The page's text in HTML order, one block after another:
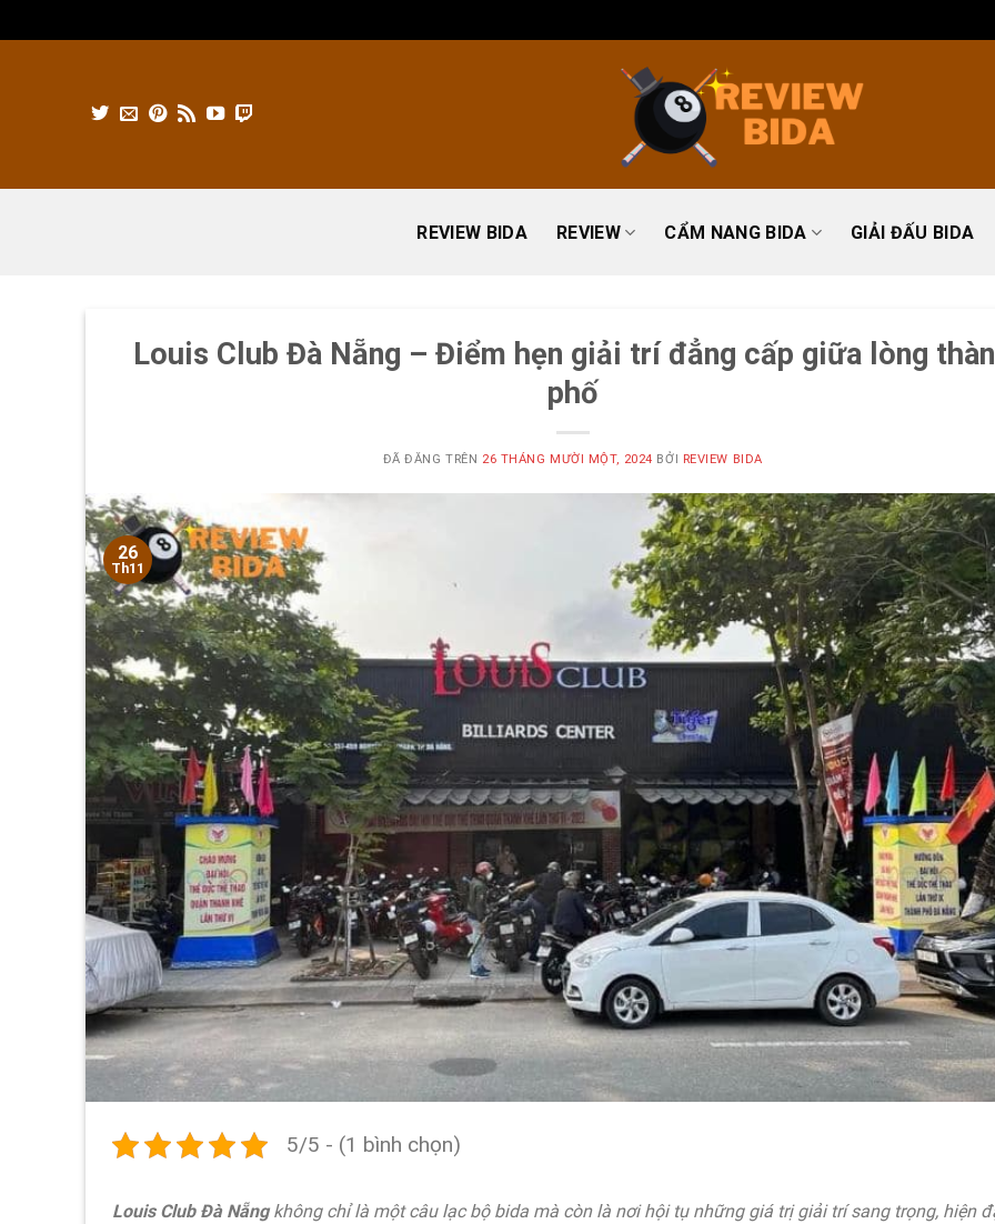
đến
REVIEW BIDA REVIEW CẨM NANG BIDA GIẢI ĐẤU BIDA
Louis Club Đà Nẵng – Điểm hẹn giải trí đẳng cấp giữa lòng
phố
ĐÃ ĐĂNG TRÊN 26 THÁNG MƯỜI MỘT, 2024 BỞI REVIEW BIDA
26
Th11
5/5 - (1 bình chọn)
Louis Club Đà Nẵngkhông chỉ là một câu lạc bộ bida mà còn là nơi hội tụ những giá trị giải trí sang trọng, hiện